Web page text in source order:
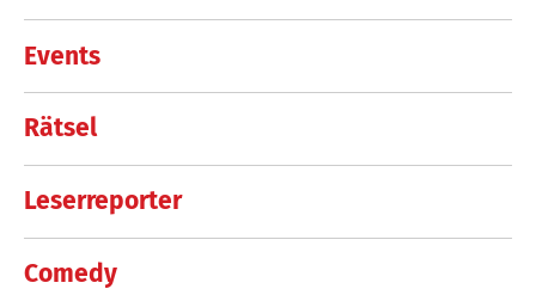
Events
Rätsel
Leserreporter
Comedy